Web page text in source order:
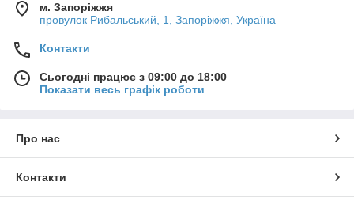
м. Запоріжжя
провулок Рибальський, 1, Запоріжжя, Україна
Контакти
Сьогодні працює з 09:00 до 18:00
Показати весь графік роботи
Про нас
Контакти